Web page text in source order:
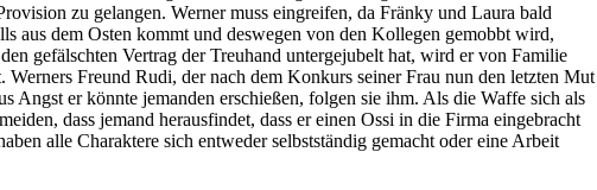
zu gelangen. Werner muss eingreifen, da Fränky und Laura bald
aus dem Osten kommt und deswegen von den Kollegen gemobbt wird,
gefälschten Vertrag der Treuhand untergejubelt hat, wird er von Familie
Freund Rudi, der nach dem Konkurs seiner Frau nun den letzten Mut
er könnte jemanden erschießen, folgen sie ihm. Als die Waffe sich als
dass jemand herausfindet, dass er einen Ossi in die Firma eingebracht
alle Charaktere sich entweder selbstständig gemacht oder eine Arbeit